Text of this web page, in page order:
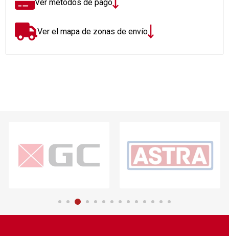
Ver métodos de pago
Ver el mapa de zonas de envío